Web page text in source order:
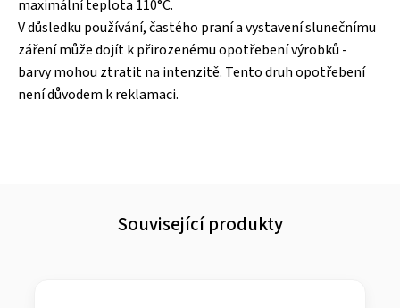
maximální teplota 110°C.
V důsledku používání, častého praní a vystavení slunečnímu
záření může dojít k přirozenému opotřebení výrobků -
barvy mohou ztratit na intenzitě. Tento druh opotřebení
není důvodem k reklamaci.
Související produkty